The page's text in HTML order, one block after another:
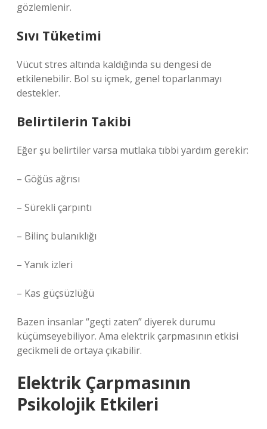
gözlemlenir.
Sıvı Tüketimi
Vücut stres altında kaldığında su dengesi de
etkilenebilir. Bol su içmek, genel toparlanmayı
destekler.
Belirtilerin Takibi
Eğer şu belirtiler varsa mutlaka tıbbi yardım gerekir:
– Göğüs ağrısı
– Sürekli çarpıntı
– Bilinç bulanıklığı
– Yanık izleri
– Kas güçsüzlüğü
Bazen insanlar “geçti zaten” diyerek durumu
küçümseyebiliyor. Ama elektrik çarpmasının etkisi
gecikmeli de ortaya çıkabilir.
Elektrik Çarpmasının
Psikolojik Etkileri